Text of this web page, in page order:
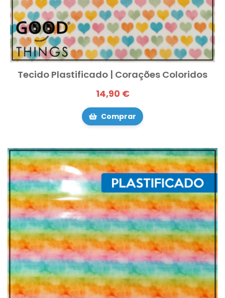
Tecido Plastificado | Corações Coloridos
14,90 €
Comprar